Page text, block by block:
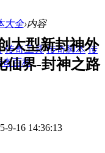
大全›内容
传奇工具 传奇脚本 传
奇百科
大型新封神外
仙界-封神之路
9-16 14:36:13